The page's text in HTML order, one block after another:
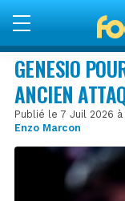
GENESIO
ANCIEN
Publié le 7 Juil 2026
Enzo Marcon